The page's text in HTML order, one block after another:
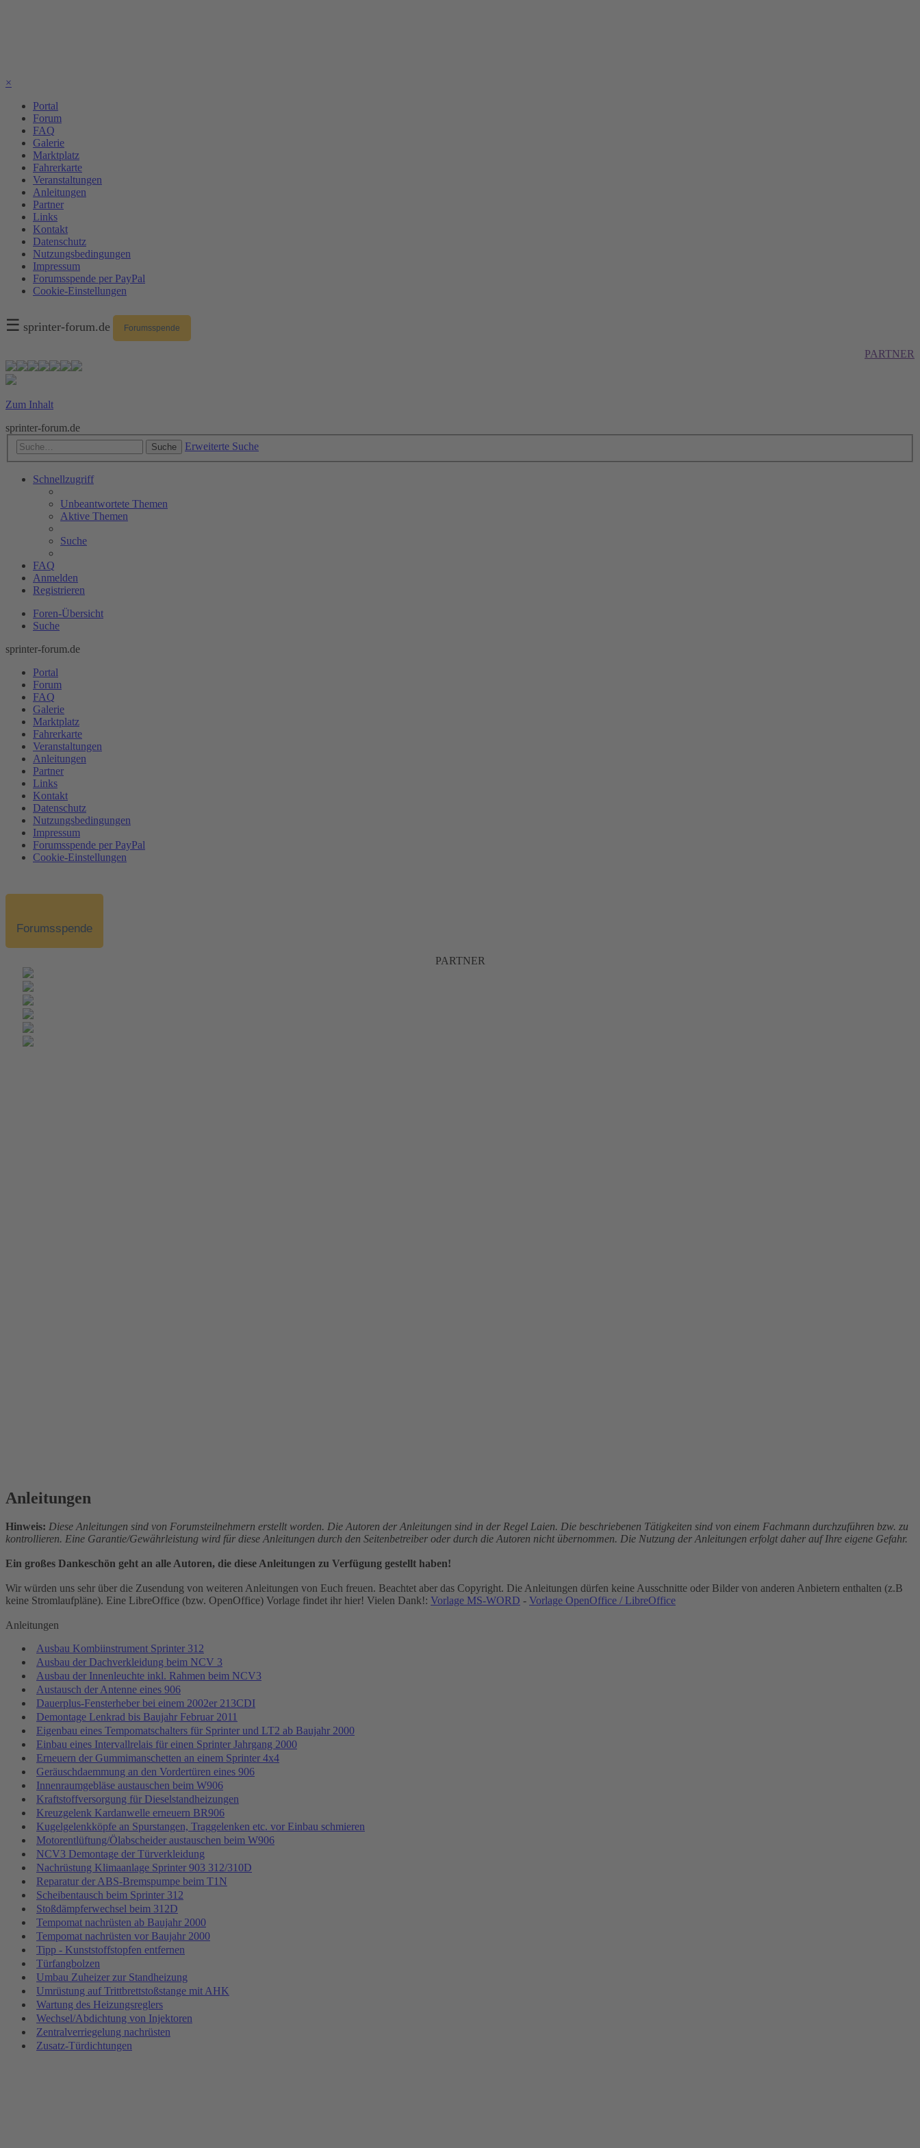
×
Portal
Forum
FAQ
Galerie
Marktplatz
Fahrerkarte
Veranstaltungen
Anleitungen
Partner
Links
Kontakt
Datenschutz
Nutzungsbedingungen
Impressum
Forumsspende per PayPal
Cookie-Einstellungen
☰ sprinter-forum.de Forumsspende
PARTNER
Zum Inhalt
sprinter-forum.de
Suche Erweiterte Suche
Schnellzugriff
Unbeantwortete Themen
Aktive Themen
Suche
FAQ
Anmelden
Registrieren
Foren-Übersicht
Suche
sprinter-forum.de
Portal
Forum
FAQ
Galerie
Marktplatz
Fahrerkarte
Veranstaltungen
Anleitungen
Partner
Links
Kontakt
Datenschutz
Nutzungsbedingungen
Impressum
Forumsspende per PayPal
Cookie-Einstellungen
Forumsspende
PARTNER
Anleitungen
Hinweis: Diese Anleitungen sind von Forumsteilnehmern erstellt worden. Die Autoren der Anleitungen sind in der Regel Laien. Die beschriebenen Tätigkeiten sind von einem Fachmann durchzuführen bzw. zu
kontrollieren. Eine Garantie/Gewährleistung wird für diese Anleitungen durch den Seitenbetreiber oder durch die Autoren nicht übernommen. Die Nutzung der Anleitungen erfolgt daher auf Ihre eigene Gefahr.
Ein großes Dankeschön geht an alle Autoren, die diese Anleitungen zu Verfügung gestellt haben!
Wir würden uns sehr über die Zusendung von weiteren Anleitungen von Euch freuen. Beachtet aber das Copyright. Die Anleitungen dürfen keine Ausschnitte oder Bilder von anderen Anbietern enthalten (z.B
keine Stromlaufpläne). Eine LibreOffice (bzw. OpenOffice) Vorlage findet ihr hier! Vielen Dank!: Vorlage MS-WORD - Vorlage OpenOffice / LibreOffice
Anleitungen
Ausbau Kombiinstrument Sprinter 312
Ausbau der Dachverkleidung beim NCV 3
Ausbau der Innenleuchte inkl. Rahmen beim NCV3
Austausch der Antenne eines 906
Dauerplus-Fensterheber bei einem 2002er 213CDI
Demontage Lenkrad bis Baujahr Februar 2011
Eigenbau eines Tempomatschalters für Sprinter und LT2 ab Baujahr 2000
Einbau eines Intervallrelais für einen Sprinter Jahrgang 2000
Erneuern der Gummimanschetten an einem Sprinter 4x4
Geräuschdaemmung an den Vordertüren eines 906
Innenraumgebläse austauschen beim W906
Kraftstoffversorgung für Dieselstandheizungen
Kreuzgelenk Kardanwelle erneuern BR906
Kugelgelenkköpfe an Spurstangen, Traggelenken etc. vor Einbau schmieren
Motorentlüftung/Ölabscheider austauschen beim W906
NCV3 Demontage der Türverkleidung
Nachrüstung Klimaanlage Sprinter 903 312/310D
Reparatur der ABS-Bremspumpe beim T1N
Scheibentausch beim Sprinter 312
Stoßdämpferwechsel beim 312D
Tempomat nachrüsten ab Baujahr 2000
Tempomat nachrüsten vor Baujahr 2000
Tipp - Kunststoffstopfen entfernen
Türfangbolzen
Umbau Zuheizer zur Standheizung
Umrüstung auf Trittbrettstoßstange mit AHK
Wartung des Heizungsreglers
Wechsel/Abdichtung von Injektoren
Zentralverriegelung nachrüsten
Zusatz-Türdichtungen